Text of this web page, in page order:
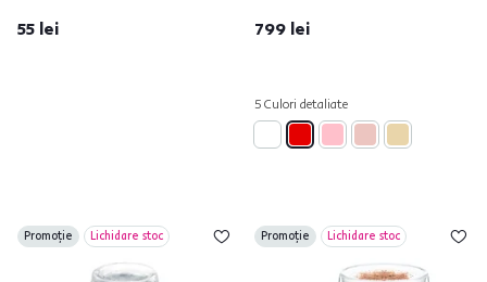
55 lei 799 lei
5 Culori detaliate
Promoție Lichidare stoc Promoție Lichidare stoc